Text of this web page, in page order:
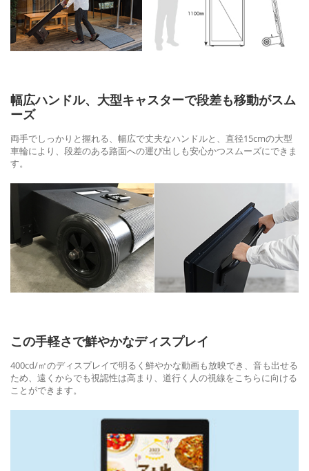
幅広ハンドル、大型キャスターで段差も移動がスム
ーズ
両手でしっかりと握れる、幅広で丈夫なハンドルと、直径15cmの大型
車輪により、段差のある路面への運び出しも安心かつスムーズにできま
す。
この手軽さで鮮やかなディスプレイ
400cd/㎡のディスプレイで明るく鮮やかな動画も放映でき、音も出せる
ため、遠くからでも視認性は高まり、道行く人の視線をこちらに向ける
ことができます。